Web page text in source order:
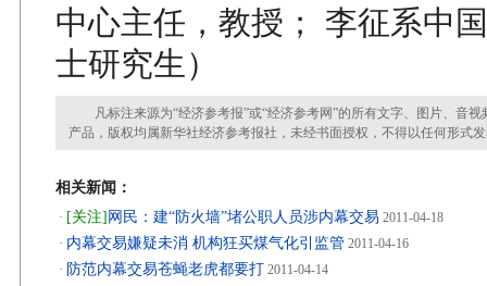
中心主任，教授； 李征系中
士研究生）
凡标注来源为“经济参考报”或“经济参考网”的所有文字、图片、音视
产品，版权均属新华社经济参考报社，未经书面授权，不得以任何形式
相关新闻：
· [关注] 网民：建“防火墙”堵公职人员涉内幕交易 2011-04-18
· 内幕交易嫌疑未消 机构狂买煤气化引监管 2011-04-16
· 防范内幕交易苍蝇老虎都要打 2011-04-14